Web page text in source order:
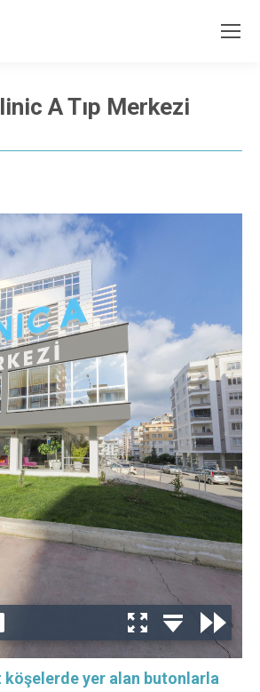
A Tıp Merkezi
köşelerde yer alan butonlarla